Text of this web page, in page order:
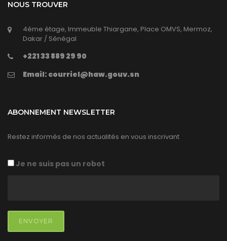
NOUS TROUVER
4éme étage, Immeuble Thiargane, Place OMVS, Mermoz,
Dakar / Sénégal
+221 33 889 29 90
Email: courriel@haw.gouv.sn
ABONNEMENT NEWSLETTER
Restez informés de nos actualités en vous inscrivant
Je ne suis pas un robot